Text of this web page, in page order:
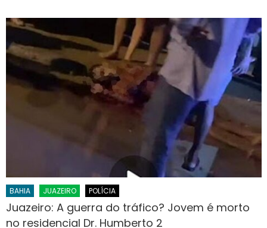
BAHIA JUAZEIRO POLÍCIA
Juazeiro: A guerra do tráfico? Jovem é morto
no residencial Dr. Humberto 2